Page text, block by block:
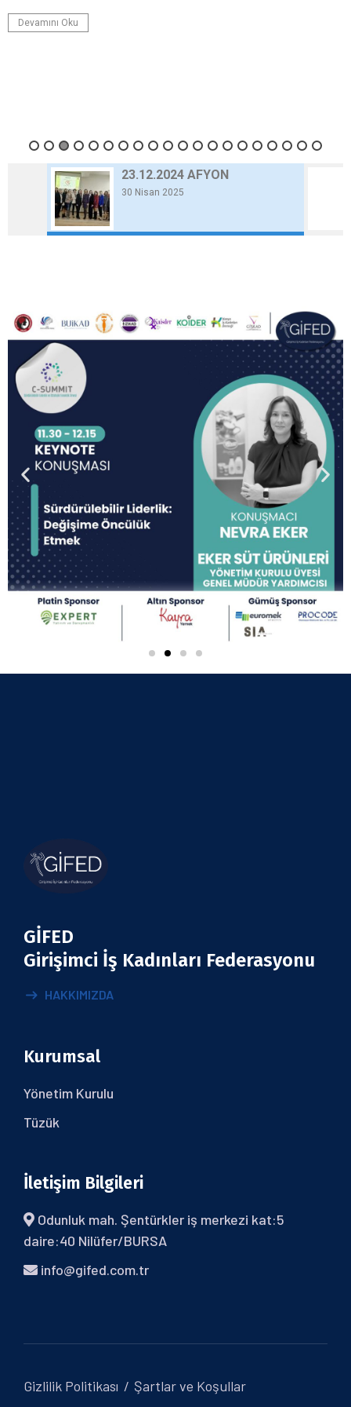
Devamını Oku
23.12.2024 AFYON
30 Nisan 2025
GİFED
Girişimci İş Kadınları Federasyonu
HAKKIMIZDA
Kurumsal
Yönetim Kurulu
Tüzük
İletişim Bilgileri
Odunluk mah. Şentürkler iş merkezi kat:5
daire:40 Nilüfer/BURSA
info@gifed.com.tr
Gizlilik Politikası Şartlar ve Koşullar